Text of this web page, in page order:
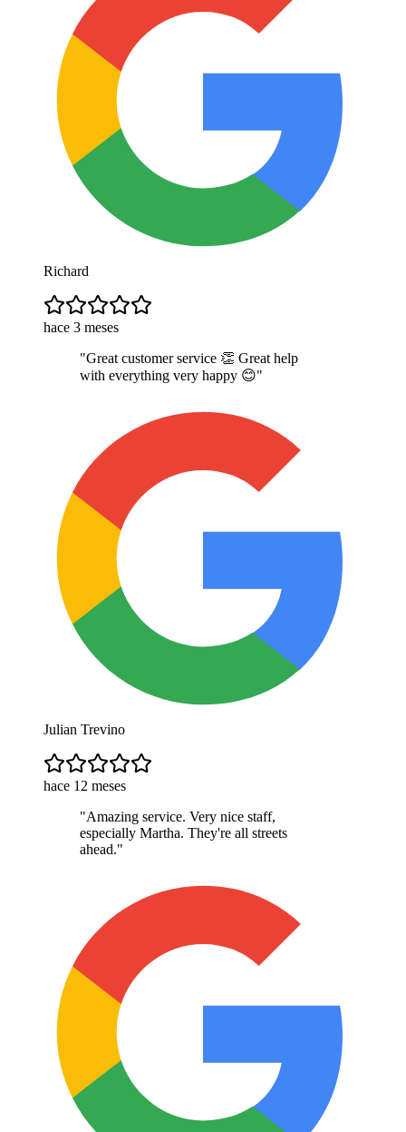
Richard
hace 3 meses
"Great customer service 👏 Great help
with everything very happy 😊"
Julian Trevino
hace 12 meses
"Amazing service. Very nice staff,
especially Martha. They're all streets
ahead."